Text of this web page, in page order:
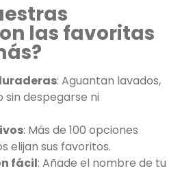
las favoritas
: Aguantan lavados,
sin despegarse ni
: Más de 100 opciones
elijan sus favoritos.
fácil: Añade el nombre de tu